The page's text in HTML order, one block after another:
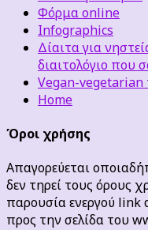
Φόρμα online
Infographics
Δίαιτα για
διαιτολόγιο που
Vegan-vegetarian
Home
Όροι χρήσης
Απαγορεύεται
δεν τηρεί τους όρους
παρουσία ενεργού link
προς την σελίδα του